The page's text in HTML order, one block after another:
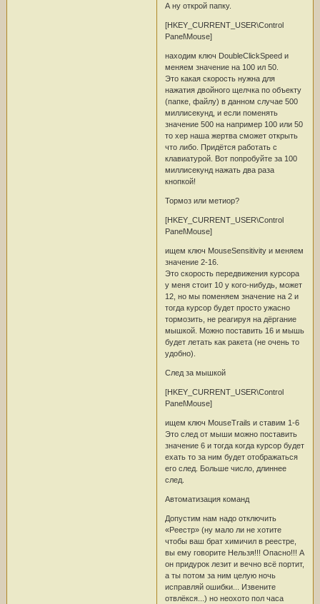
А ну открой папку.
[HKEY_CURRENT_USER\Control
Panel\Mouse]
находим ключ DoubleClickSpeed и
меняем значение на 100 ил 50.
Это какая скорость нужна для
нажатия двойного щелчка по объекту
(папке, файлу) в данном случае 500
миллисекунд, и если поменять
значение 500 на например 100 или 50
то хер наша жертва сможет открыть
что либо. Придётся работать с
клавиатурой. Вот попробуйте за 100
миллисекунд нажать два раза
кнопкой!
Тормоз или метиор?
[HKEY_CURRENT_USER\Control
Panel\Mouse]
ищем ключ MouseSensitivity и меняем
значение 2-16.
Это скорость передвижения курсора
у меня стоит 10 у кого-нибудь, может
12, но мы поменяем значение на 2 и
тогда курсор будет просто ужасно
тормозить, не реагируя на дёргание
мышкой. Можно поставить 16 и мышь
будет летать как ракета (не очень то
удобно).
След за мышкой
[HKEY_CURRENT_USER\Control
Panel\Mouse]
ищем ключ MouseTrails и ставим 1-6
Это след от мыши можно поставить
значение 6 и тогда когда курсор будет
ехать то за ним будет отображаться
его след. Больше число, длиннее
след.
Автоматизация команд
Допустим нам надо отключить
«Реестр» (ну мало ли не хотите
чтобы ваш брат химичил в реестре,
вы ему говорите Нельзя!!! Опасно!!! А
он придурок лезит и вечно всё портит,
а ты потом за ним целую ночь
исправляй ошибки... Извените
отвлёкся...) но неохото пол часа